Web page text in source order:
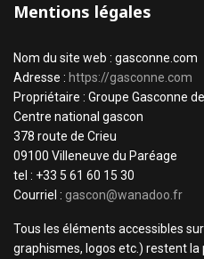
Mentions légales
Nom du site web : gasconne.com
Adresse : https://gasconne.com
Propriétaire : Groupe Gasconne
Centre national gascon
378 route de Crieu
09100 Villeneuve du Paréage
tel : +33 5 61 60 15 30
Courriel : gascon@wanadoo.fr
Tous les éléments accessibles
graphismes, logos etc.) restent la